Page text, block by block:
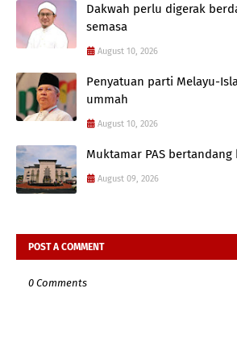
Dakwah perlu digerak
semasa
August 10, 2026
Penyatuan parti Melayu-
ummah
August 10, 2026
Muktamar PAS bertandang
August 09, 2026
POST A COMMENT
0 Comments